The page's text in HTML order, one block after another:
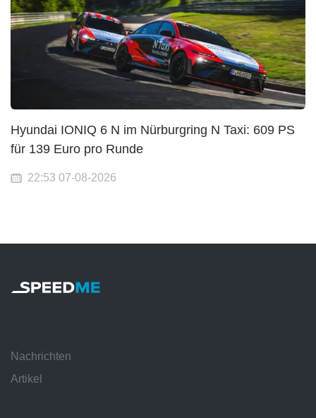
Hyundai IONIQ 6 N im Nürburgring N Taxi: 609 PS
für 139 Euro pro Runde
22:53 07-08-2026
Nachrichten
Artikel